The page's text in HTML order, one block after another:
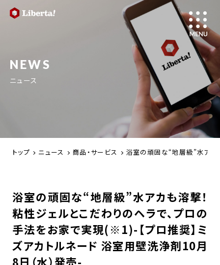
NEWS
ニュース
トップ ニュース 商品・サービス 浴室の頑固な“地層級”水アカ
浴室の頑固な“地層級”水アカも溶撃！
粘性ジェルとこだわりのヘラで、プロの
手法をお家で実現(※1)-【プロ推奨】ミ
ズアカトルネード 浴室用壁洗浄剤10月
8日（水）発売-